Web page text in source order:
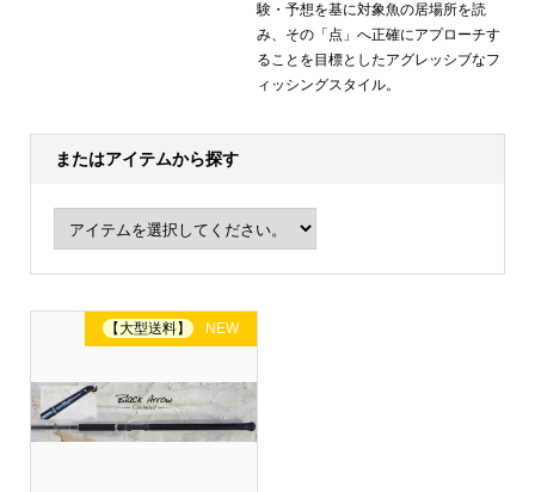
験・予想を基に対象魚の居場所を読
み、その「点」へ正確にアプローチす
ることを目標としたアグレッシブなフ
ィッシングスタイル。
またはアイテムから探す
【大型送料】 NEW